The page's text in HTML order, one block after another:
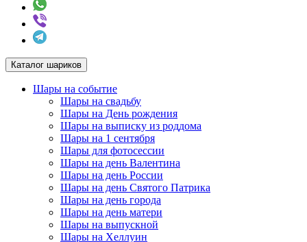
Каталог шариков
Шары на событие
Шары на свадьбу
Шары на День рождения
Шары на выписку из роддома
Шары на 1 сентября
Шары для фотосессии
Шары на день Валентина
Шары на день России
Шары на день Святого Патрика
Шары на день города
Шары на день матери
Шары на выпускной
Шары на Хеллуин